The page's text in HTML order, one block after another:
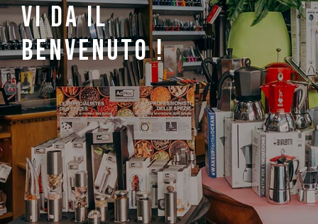
VI DA IL
BENVENUTO !